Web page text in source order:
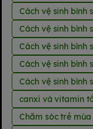
Cách vệ sinh bình
Cách vệ sinh bình
Cách vệ sinh bình
Cách vệ sinh bình
Cách vệ sinh bình
canxi và vitamin
Chăm sóc trẻ